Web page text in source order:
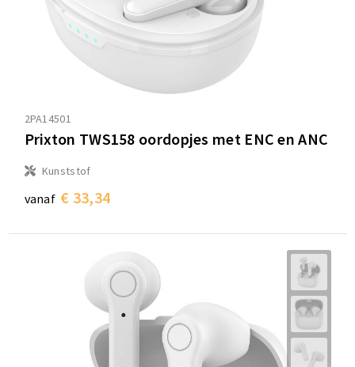
2PA14501
Prixton TWS158 oordopjes met ENC en ANC
Kunststof
vanaf € 33,34